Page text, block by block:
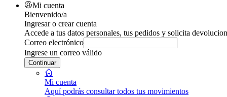
Mi cuenta
Bienvenido/a
Ingresar o crear cuenta
Accede a tus datos personales, tus pedidos y solicita
Correo electrónico
Ingrese un correo válido
Continuar
Mi cuenta
Aquí podrás consultar todos tus movimientos